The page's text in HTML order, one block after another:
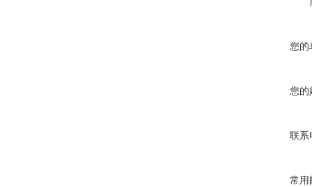
您的
您的
联系
常用